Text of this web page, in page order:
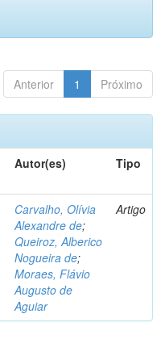
Anterior 1 Próximo
Autor(es) Tipo
Carvalho, Olívia
Alexandre de;
Queiroz, Alberico
Nogueira de;
Moraes, Flávio
Augusto de
Aguiar
Artigo